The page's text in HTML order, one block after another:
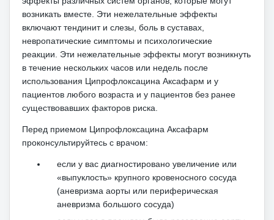
возникать вместе. Эти нежелательные эффекты
включают тендинит и слезы, боль в суставах,
невропатические симптомы и психологические
реакции. Эти нежелательные эффекты могут возникнуть
в течение нескольких часов или недель после
использования Ципрофлоксацина Аксафарм и у
пациентов любого возраста и у пациентов без ранее
существовавших факторов риска.
Перед приемом Ципрофлоксацина Аксафарм
проконсультируйтесь с врачом:
если у вас диагностировано увеличение или
«выпуклость» крупного кровеносного сосуда
(аневризма аорты или периферическая
аневризма большого сосуда)